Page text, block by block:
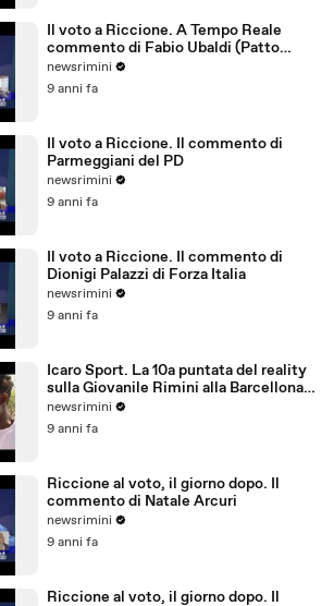
Il voto a Riccione. A Tempo Reale
commento di Fabio Ubaldi (Patto
Civico Riccione)
newsrimini
9 anni fa
Il voto a Riccione. Il commento di
Parmeggiani del PD
newsrimini
9 anni fa
Il voto a Riccione. Il commento di
Dionigi Palazzi di Forza Italia
newsrimini
9 anni fa
Icaro Sport. La 10a puntata del reality
sulla Giovanile Rimini alla Barcellona
Professional Cup
newsrimini
9 anni fa
Riccione al voto, il giorno dopo. Il
commento di Natale Arcuri
newsrimini
9 anni fa
Riccione al voto, il giorno dopo. Il